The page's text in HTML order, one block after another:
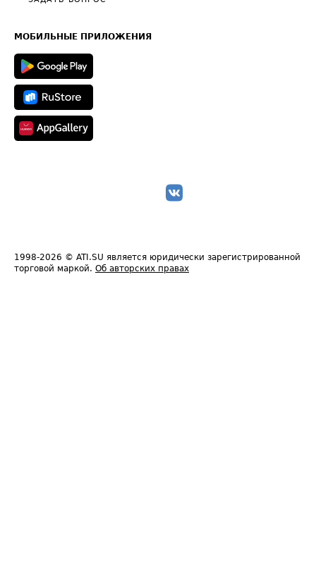
Техническая информация
МОБИЛЬНЫЕ ПРИЛОЖЕНИЯ
1998-2026 © ATI.SU является юридически зарегистрированной
торговой маркой. Об авторских правах